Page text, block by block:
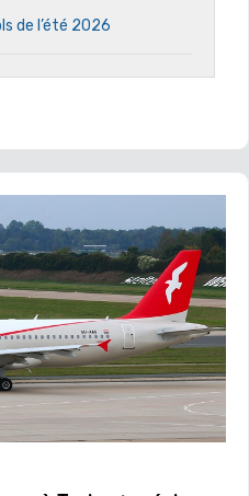
de l’été 2026